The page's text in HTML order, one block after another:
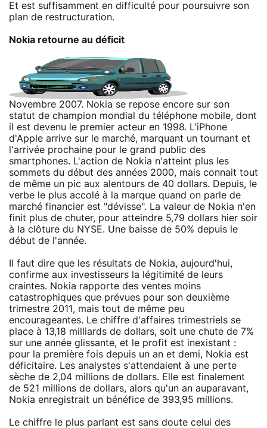
Et est suffisamment en difficulté pour poursuivre son
plan de restructuration.
Nokia retourne au déficit
Novembre 2007. Nokia se repose encore sur son
statut de champion mondial du téléphone mobile, dont
il est devenu le premier acteur en 1998. L'iPhone
d'Apple arrive sur le marché, marquant un tournant et
l'arrivée prochaine pour le grand public des
smartphones. L'action de Nokia n'atteint plus les
sommets du début des années 2000, mais connait tout
de même un pic aux alentours de 40 dollars. Depuis, le
verbe le plus accolé à la marque quand on parle de
marché financier est "dévisse". La valeur de Nokia n'en
finit plus de chuter, pour atteindre 5,79 dollars hier soir
à la clôture du NYSE. Une baisse de 50% depuis le
début de l'année.
Il faut dire que les résultats de Nokia, aujourd'hui,
confirme aux investisseurs la légitimité de leurs
craintes. Nokia rapporte des ventes moins
catastrophiques que prévues pour son deuxième
trimestre 2011, mais tout de même peu
encourageantes. Le chiffre d'affaires trimestriels se
place à 13,18 milliards de dollars, soit une chute de 7%
sur une année glissante, et le profit est inexistant :
pour la première fois depuis un an et demi, Nokia est
déficitaire. Les analystes s'attendaient à une perte
sèche de 2,04 millions de dollars. Elle est finalement
de 521 millions de dollars, alors qu'un an auparavant,
Nokia enregistrait un bénéfice de 393,95 millions.
Le chiffre le plus parlant est sans doute celui des